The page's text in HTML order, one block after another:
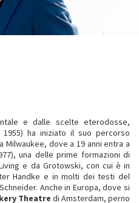
e dalle scelte eterodosse,
1955) ha iniziato il suo percorso
dove a 19 anni entra a
una delle prime formazioni di
e da Grotowski, con cui è in
Handke e in molti dei testi del
Anche in Europa, dove si
Theatre di Amsterdam, perno